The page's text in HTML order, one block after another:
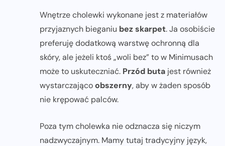
Wnętrze cholewki wykonane jest z materiałów
przyjaznych bieganiu bez skarpet. Ja osobiście
preferuję dodatkową warstwę ochronną dla
skóry, ale jeżeli ktoś „woli bez” to w Minimusach
może to uskuteczniać. Przód buta jest również
wystarczającoobszerny, aby w żaden sposób
nie krępować palców.
Poza tym cholewka nie odznacza się niczym
nadzwyczajnym. Mamy tutaj tradycyjny język,